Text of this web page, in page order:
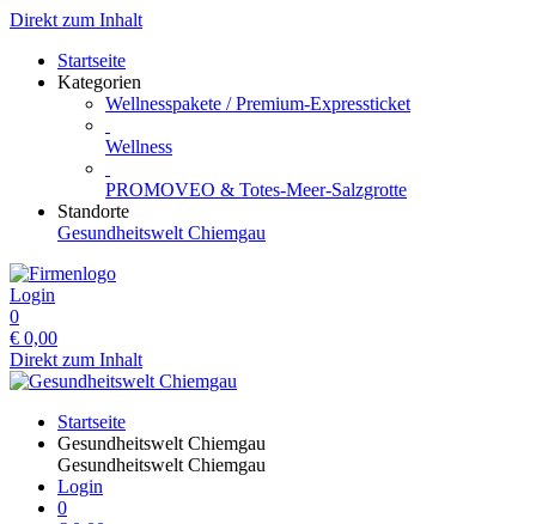
Direkt zum Inhalt
Startseite
Kategorien
Wellnesspakete / Premium-Expressticket
Wellness
PROMOVEO & Totes-Meer-Salzgrotte
Standorte
Gesundheitswelt Chiemgau
Login
0
€ 0,00
Direkt zum Inhalt
Startseite
Gesundheitswelt Chiemgau
Gesundheitswelt Chiemgau
Login
0